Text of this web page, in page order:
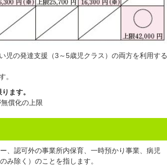
児の発達支援（3～5歳児クラス）の両方を利用する
。
ます。
償化の上限
、認可外の事業所内保育、一時預かり事業、病児
み除く）のことを指します。